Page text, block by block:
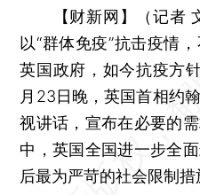
【财新网】（记者
以“群体免疫”抗击疫情
英国政府，如今抗疫方
月23日晚，英国首相约
视讲话，宣布在必要的
中，英国全国进一步全
后最为严苛的社会限制措